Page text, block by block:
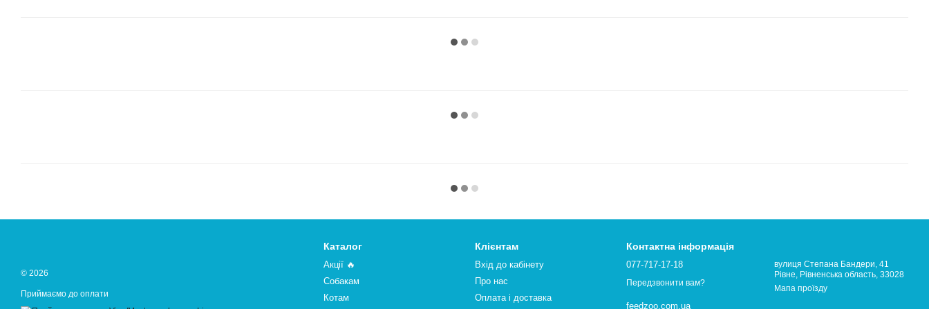
© 2026
Приймаємо до оплати
Каталог
Акції 🔥
Собакам
Котам
Клієнтам
Вхід до кабінету
Про нас
Оплата і доставка
Контактна інформація
077-717-17-18
Передзвонити вам?
feedzoo.com.ua
вулиця Степана Бандери, 41
Рівне, Рівненська область, 33028
Мапа проїзду